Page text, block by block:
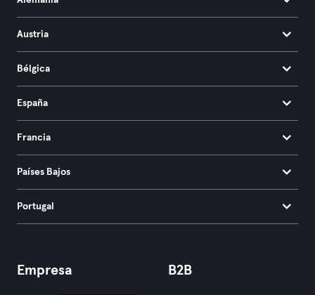
Austria
Bélgica
España
Francia
Países Bajos
Portugal
Empresa B2B